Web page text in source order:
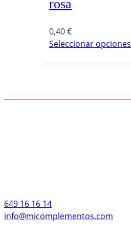
rosa
0,40€
Seleccionar opciones
649 16 16 14
info@micomplementos.com